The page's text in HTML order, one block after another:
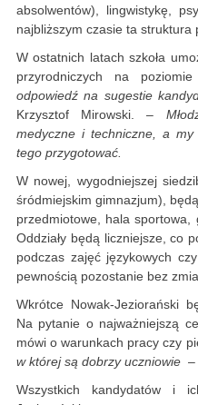
absolwentów), lingwistykę,
najbliższym czasie ta struktura
W ostatnich latach szkoła
przyrodniczych na
odpowiedź na sugestie
Krzysztof Mirowski. –
medyczne i techniczne, a
tego przygotować.
W nowej, wygodniejszej
śródmiejskim gimnazjum),
przedmiotowe, hala sportowa,
Oddziały będą liczniejsze, co
podczas zajęć językowych
pewnością pozostanie bez
Wkrótce Nowak-Jeziorański
Na pytanie o najważniejszą
mówi o warunkach pracy czy
w której są dobrzy uczniowie –
Wszystkich kandydatów i